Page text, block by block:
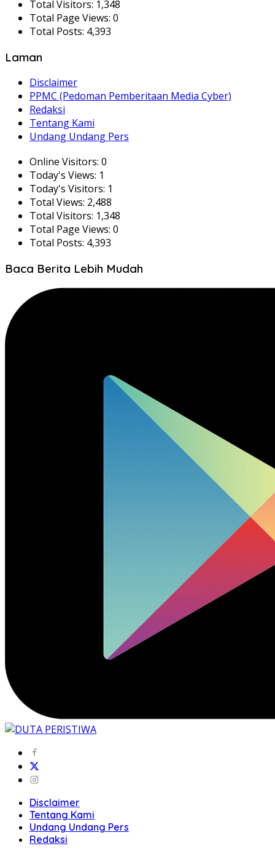
Total Visitors: 1,348
Total Page Views: 0
Total Posts: 4,393
Laman
Disclaimer
PPMC (Pedoman Pemberitaan Media Cyber)
Redaksi
Tentang Kami
Undang Undang Pers
Online Visitors: 0
Today's Views: 1
Today's Visitors: 1
Total Views: 2,488
Total Visitors: 1,348
Total Page Views: 0
Total Posts: 4,393
Baca Berita Lebih Mudah
Disclaimer
Tentang Kami
Undang Undang Pers
Redaksi